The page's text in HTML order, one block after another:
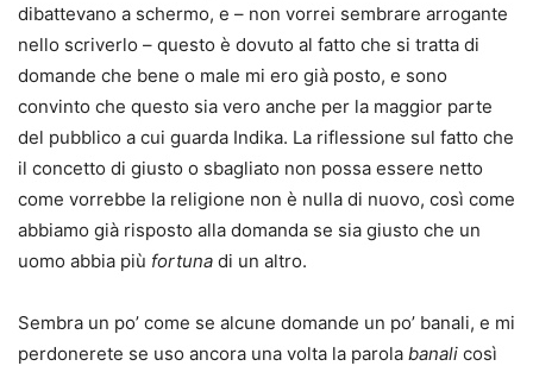
dibattevano a schermo, e – non vorrei sembrare arrogante
nello scriverlo – questo è dovuto al fatto che si tratta di
domande che bene o male mi ero già posto, e sono
convinto che questo sia vero anche per la maggior parte
del pubblico a cui guarda Indika. La riflessione sul fatto che
il concetto di giusto o sbagliato non possa essere netto
come vorrebbe la religione non è nulla di nuovo, così come
abbiamo già risposto alla domanda se sia giusto che un
uomo abbia più fortuna di un altro.
Sembra un po’ come se alcune domande un po’ banali, e mi
perdonerete se uso ancora una volta la parola banali così